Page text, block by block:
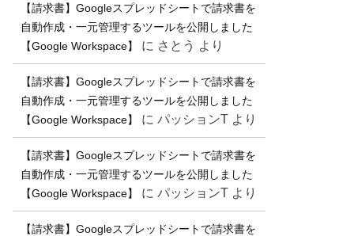
【請求書】Googleスプレッドシートで請求書を
自動作成・一元管理するツールを公開しました
【Google Workspace】
に さとう より
【請求書】Googleスプレッドシートで請求書を
自動作成・一元管理するツールを公開しました
【Google Workspace】
に パッションT より
【請求書】Googleスプレッドシートで請求書を
自動作成・一元管理するツールを公開しました
【Google Workspace】
に パッションT より
【請求書】Googleスプレッドシートで請求書を